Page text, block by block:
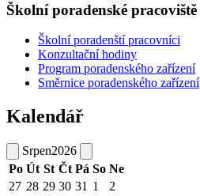
Školní poradenské pracoviště
Školní poradenští pracovníci
Konzultační hodiny
Program poradenského zařízení
Směrnice poradenského zařízení
Kalendář
Srpen2026
Po Út St Čt Pá So Ne
27 28 29 30 31 1
2